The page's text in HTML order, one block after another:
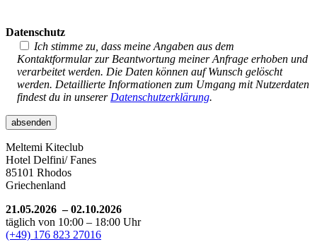
Datenschutz
Ich stimme zu, dass meine Angaben aus dem
Kontaktformular zur Beantwortung meiner Anfrage erhoben und
verarbeitet werden. Die Daten können auf Wunsch gelöscht
werden. Detaillierte Informationen zum Umgang mit Nutzerdaten
findest du in unserer Datenschutzerklärung.
Meltemi Kiteclub
Hotel Delfini/ Fanes
85101 Rhodos
Griechenland
21.05.2026 – 02.10.2026
täglich von 10:00 – 18:00 Uhr
(+49) 176 823 27016